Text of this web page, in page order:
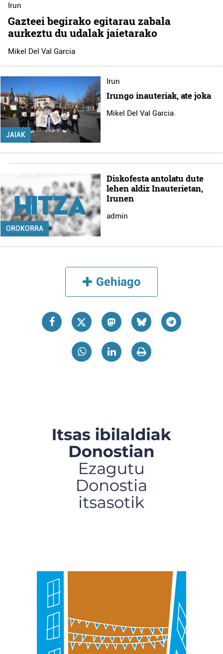
Irun
Gazteei begirako egitarau zabala
aurkeztu du udalak jaietarako
Mikel Del Val Garcia
JAIAK
Irun
Irungo inauteriak, ate joka
Mikel Del Val Garcia
OROKORRA
Diskofesta antolatu dute
lehen aldiz Inauterietan,
Irunen
admin
Gehiago